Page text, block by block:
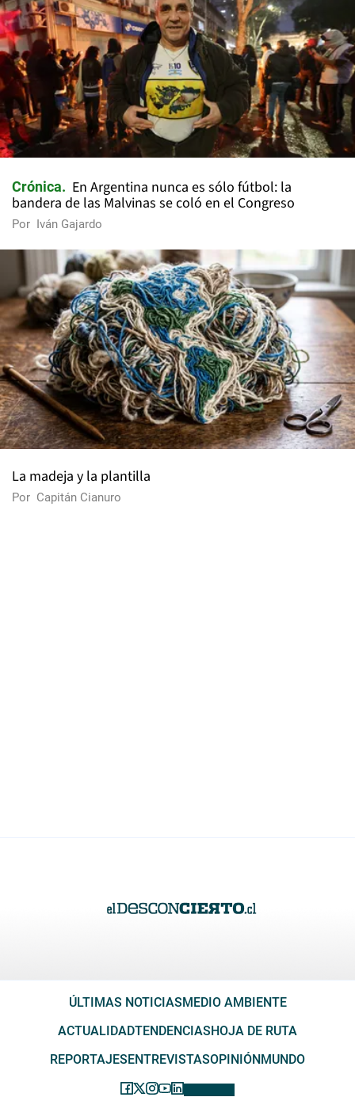
Crónica
En Argentina nunca es sólo fútbol: la
bandera de las Malvinas se coló en el Congreso
Por Iván Gajardo
La madeja y la plantilla
Por Capitán Cianuro
ÚLTIMAS NOTICIASMEDIO AMBIENTE
ACTUALIDADTENDENCIASHOJA DE RUTA
REPORTAJESENTREVISTASOPINIÓNMUNDO